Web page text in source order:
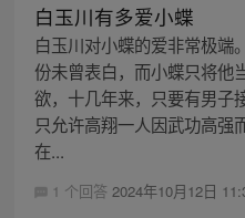
白玉川有多爱小蝶
白玉川对小蝶的爱非常极端
份未曾表白，而小蝶只将他
欲，十几年来，只要有男子
只允许高翔一人因武功高强
在...
1 个回答 2024年10月12日